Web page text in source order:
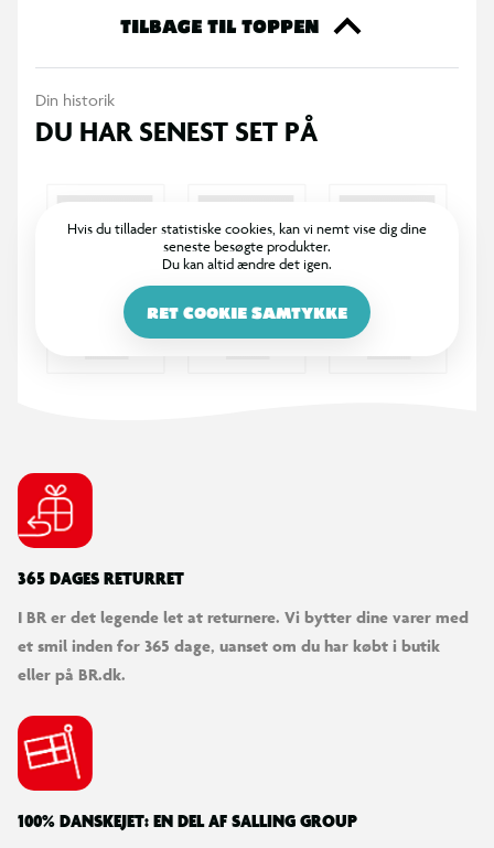
TILBAGE TIL TOPPEN
Din historik
DU HAR SENEST SET PÅ
Hvis du tillader statistiske cookies, kan vi nemt vise dig dine
seneste besøgte produkter.
Du kan altid ændre det igen.
RET COOKIE SAMTYKKE
365 DAGES RETURRET
I BR er det legende let at returnere. Vi bytter dine varer med
et smil inden for 365 dage, uanset om du har købt i butik
eller på BR.dk.
100% DANSKEJET: EN DEL AF SALLING GROUP